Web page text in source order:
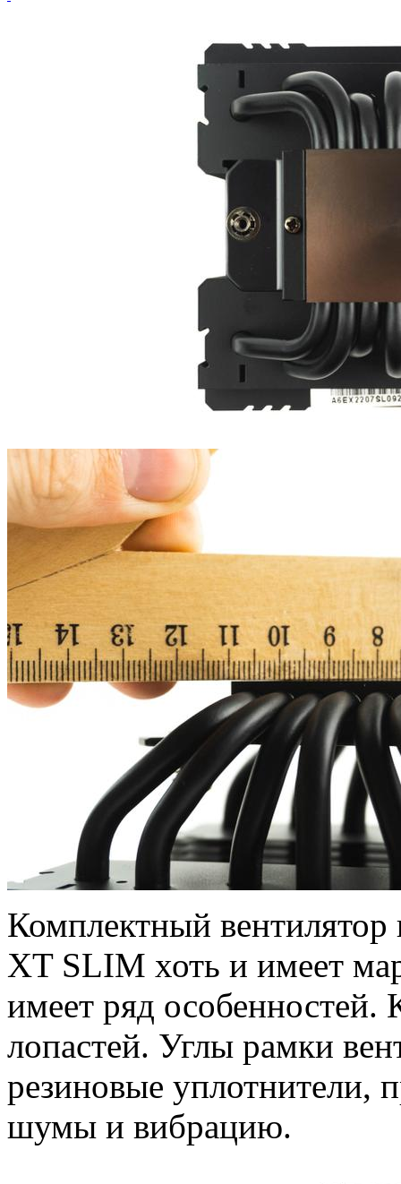
Комплектный
XT SLIM хоть и имеет
имеет ряд особенностей.
лопастей. Углы рамки
резиновые уплотнители,
шумы и вибрацию.